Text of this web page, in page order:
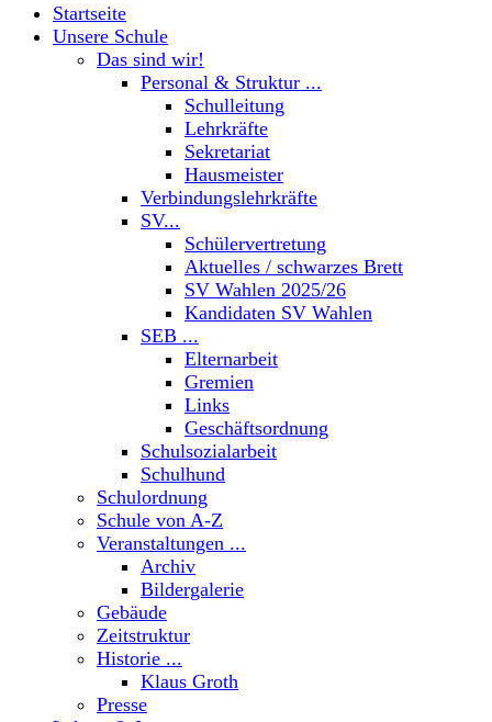
Startseite
Unsere Schule
Das sind wir!
Personal & Struktur ...
Schulleitung
Lehrkräfte
Sekretariat
Hausmeister
Verbindungslehrkräfte
SV...
Schülervertretung
Aktuelles / schwarzes Brett
SV Wahlen 2025/26
Kandidaten SV Wahlen
SEB ...
Elternarbeit
Gremien
Links
Geschäftsordnung
Schulsozialarbeit
Schulhund
Schulordnung
Schule von A-Z
Veranstaltungen ...
Archiv
Bildergalerie
Gebäude
Zeitstruktur
Historie ...
Klaus Groth
Presse